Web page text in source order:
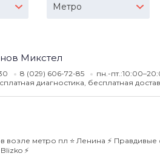
Метро
Микстел
8 (029) 606-72-85 пн.-
диагностика, бесплатная
возле метро пл ⭐️ Ленина ⚡️
⚡️